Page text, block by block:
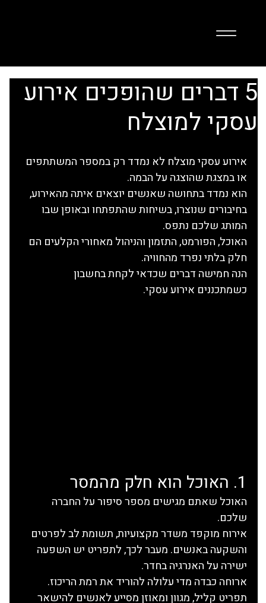
5 דברים שהופכים אירוע
עסקי למוצלח
אירוע עסקי מוצלח לא נמדד רק במספר המשתתפים
או במצגת שהוצגה על הבמה.
הוא נמדד בתחושה שאנשים יוצאים איתה מהאירוע,
בחיבורים שנוצרו, בשיחות שהתפתחו ובאופן שבו
המותג שלכם נתפס.
האוכל, הפורמט, התזמון והניהול מאחורי הקלעים הם
חלק בלתי נפרד מהחוויה.
הנה חמישה דברים שכדאי לקחת בחשבון
כשמתכננים אירוע עסקי.
1. האוכל הוא חלק מהמסר
האוכל שאתם מגישים מספר סיפור על החברה
שלכם.
אירוח מוקפד משדר מקצועיות, תשומת לב לפרטים
והשקעה באנשים. מעבר לכך, לתפריט יש השפעה
ישירה על האנרגיה בחדר.
ארוחה כבדה מדי עלולה להוריד את רמת הריכוז.
תפריט קליל, מגוון ומאוזן מסייע לאנשים להישאר